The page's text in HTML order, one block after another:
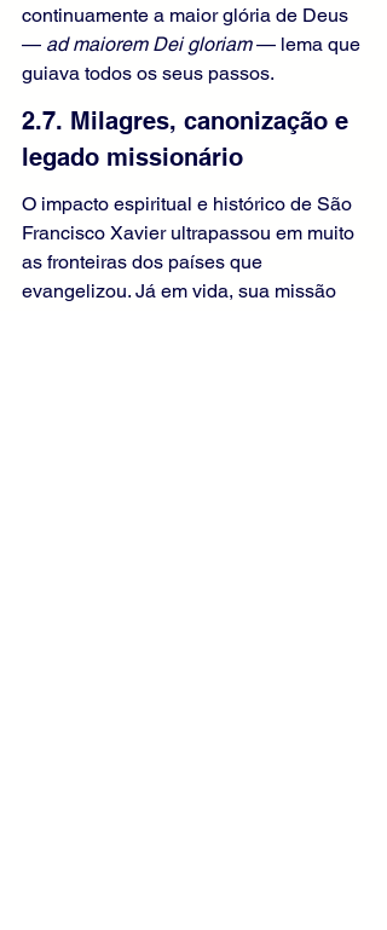
continuamente a maior glória de Deus
— ad maiorem Dei gloriam — lema que
guiava todos os seus passos.
2.7. Milagres, canonização e
legado missionário
O impacto espiritual e histórico de São
Francisco Xavier ultrapassou em muito
as fronteiras dos países que
evangelizou. Já em vida, sua missão